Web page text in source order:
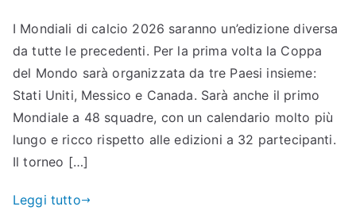
I Mondiali di calcio 2026 saranno un’edizione diversa
da tutte le precedenti. Per la prima volta la Coppa
del Mondo sarà organizzata da tre Paesi insieme:
Stati Uniti, Messico e Canada. Sarà anche il primo
Mondiale a 48 squadre, con un calendario molto più
lungo e ricco rispetto alle edizioni a 32 partecipanti.
Il torneo […]
Leggi tutto